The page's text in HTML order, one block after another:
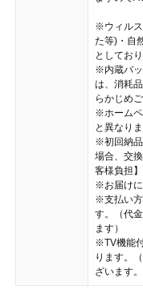
※ウィルス
た等)・自
としており
※内蔵バッ
は、消耗
らかじめ
※ホームペ
と異なりま
※初回納品
場合、交
客様負担】
※お届けに
※支払い方
す。（代
ます）
※TV機能
ります。
ざいます。